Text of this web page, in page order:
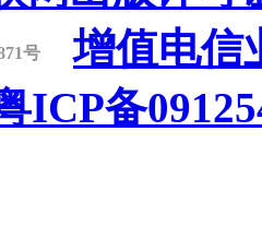
号
增值电信
ICP备